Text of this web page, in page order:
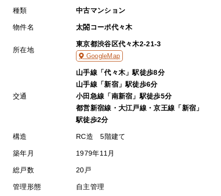
種類 中古マンション
物件名 太閤コーポ代々木
所在地
東京都渋谷区代々木2-21-3
GoogleMap
交通
山手線「代々木」駅徒歩8分
山手線「新宿」駅徒歩6分
小田急線「南新宿」駅徒歩5分
都営新宿線・大江戸線・京王線「新宿」
駅徒歩2分
構造 RC造 5階建て
築年月 1979年11月
総戸数 20戸
管理形態 自主管理